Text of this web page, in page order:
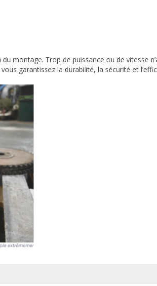
montage. Trop de puissance ou de vitesse
garantissez la durabilité, la sécurité et